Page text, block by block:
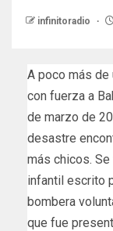
infinitoradio
A poco más de
con fuerza a
de marzo de
desastre
más chicos. Se
infantil escrito
bombera
que fue